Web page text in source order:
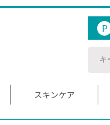
P
スキンケア